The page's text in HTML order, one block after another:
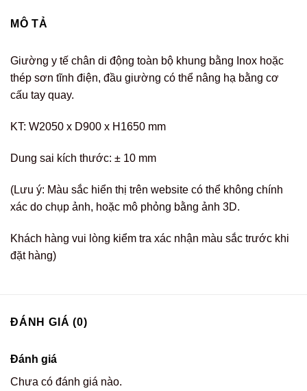
MÔ TẢ
Giường y tế chân di động toàn bộ khung bằng Inox hoặc
thép sơn tĩnh điện, đầu giường có thể nâng hạ bằng cơ
cấu tay quay.
KT: W2050 x D900 x H1650 mm
Dung sai kích thước: ± 10 mm
(Lưu ý: Màu sắc hiển thị trên website có thể không chính
xác do chụp ảnh, hoặc mô phỏng bằng ảnh 3D.
Khách hàng vui lòng kiểm tra xác nhận màu sắc trước khi
đặt hàng)
ĐÁNH GIÁ (0)
Đánh giá
Chưa có đánh giá nào.